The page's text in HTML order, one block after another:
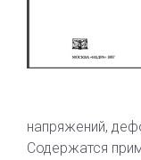
напряжений,
Содержатся